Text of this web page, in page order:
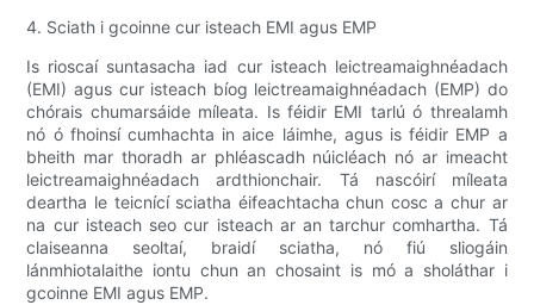
4. Sciath i gcoinne cur isteach EMI agus EMP
Is rioscaí suntasacha iad cur isteach leictreamaighnéadach
(EMI) agus cur isteach bíog leictreamaighnéadach (EMP) do
chórais chumarsáide míleata. Is féidir EMI tarlú ó threalamh
nó ó fhoinsí cumhachta in aice láimhe, agus is féidir EMP a
bheith mar thoradh ar phléascadh núicléach nó ar imeacht
leictreamaighnéadach ardthionchair. Tá nascóirí míleata
deartha le teicnící sciatha éifeachtacha chun cosc ​​a chur ar
na cur isteach seo cur isteach ar an tarchur comhartha. Tá
claiseanna seoltaí, braidí sciatha, nó fiú sliogáin
lánmhiotalaithe iontu chun an chosaint is mó a sholáthar i
gcoinne EMI agus EMP.